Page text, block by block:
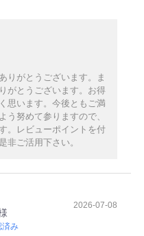
りがとうございます。ま
がとうございます。お得
思います。今後ともご満
う努めて参りますので、
。レビューポイントを付
非ご活用下さい。
済み
2026-07-08